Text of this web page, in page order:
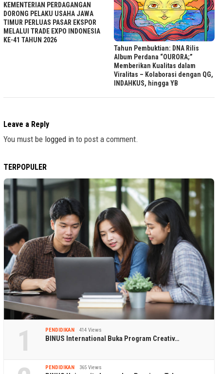
KEMENTERIAN PERDAGANGAN
DORONG PELAKU USAHA JAWA
TIMUR PERLUAS PASAR EKSPOR
MELALUI TRADE EXPO INDONESIA
KE-41 TAHUN 2026
Tahun Pembuktian: DNA Rilis
Album Perdana “OURORA;”
Memberikan Kualitas dalam
Viralitas – Kolaborasi dengan QG,
INDAHKUS, hingga YB
Leave a Reply
You must be logged in to post a comment.
TERPOPULER
1 PENDIDIKAN 414 Views
BINUS International Buka Program Creativ…
PENDIDIKAN 365 Views